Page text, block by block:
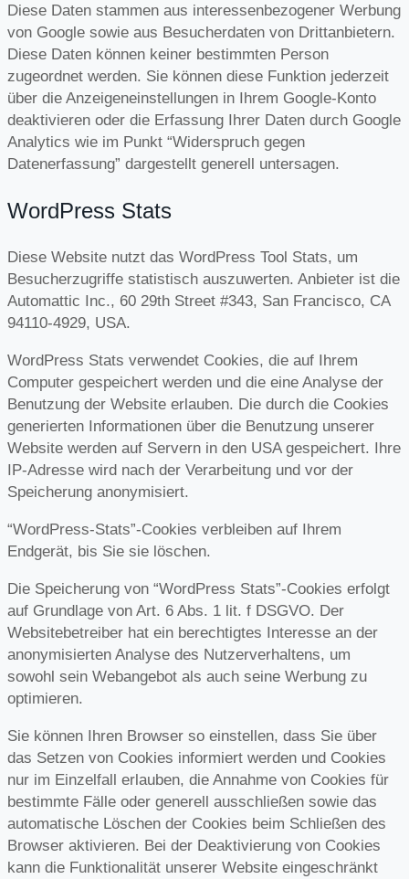
Diese Daten stammen aus interessenbezogener Werbung
von Google sowie aus Besucherdaten von Drittanbietern.
Diese Daten können keiner bestimmten Person
zugeordnet werden. Sie können diese Funktion jederzeit
über die Anzeigeneinstellungen in Ihrem Google-Konto
deaktivieren oder die Erfassung Ihrer Daten durch Google
Analytics wie im Punkt “Widerspruch gegen
Datenerfassung” dargestellt generell untersagen.
WordPress Stats
Diese Website nutzt das WordPress Tool Stats, um
Besucherzugriffe statistisch auszuwerten. Anbieter ist die
Automattic Inc., 60 29th Street #343, San Francisco, CA
94110-4929, USA.
WordPress Stats verwendet Cookies, die auf Ihrem
Computer gespeichert werden und die eine Analyse der
Benutzung der Website erlauben. Die durch die Cookies
generierten Informationen über die Benutzung unserer
Website werden auf Servern in den USA gespeichert. Ihre
IP-Adresse wird nach der Verarbeitung und vor der
Speicherung anonymisiert.
“WordPress-Stats”-Cookies verbleiben auf Ihrem
Endgerät, bis Sie sie löschen.
Die Speicherung von “WordPress Stats”-Cookies erfolgt
auf Grundlage von Art. 6 Abs. 1 lit. f DSGVO. Der
Websitebetreiber hat ein berechtigtes Interesse an der
anonymisierten Analyse des Nutzerverhaltens, um
sowohl sein Webangebot als auch seine Werbung zu
optimieren.
Sie können Ihren Browser so einstellen, dass Sie über
das Setzen von Cookies informiert werden und Cookies
nur im Einzelfall erlauben, die Annahme von Cookies für
bestimmte Fälle oder generell ausschließen sowie das
automatische Löschen der Cookies beim Schließen des
Browser aktivieren. Bei der Deaktivierung von Cookies
kann die Funktionalität unserer Website eingeschränkt